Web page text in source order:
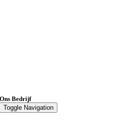
Ons Bedrijf
Toggle Navigation